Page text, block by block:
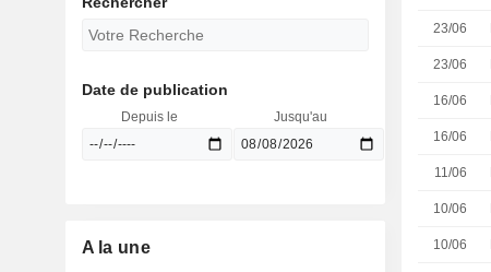
23/06
23/06
16/06
16/06
11/06
10/06
10/06
Date de publication
Depuis le Jusqu'au
A la une